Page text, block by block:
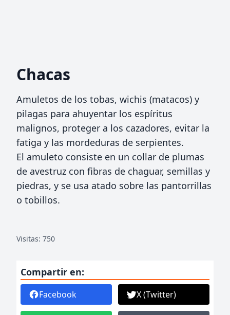
Chacas
Amuletos de los tobas, wichis (matacos) y
pilagas para ahuyentar los espíritus
malignos, proteger a los cazadores, evitar la
fatiga y las mordeduras de serpientes.
El amuleto consiste en un collar de plumas
de avestruz con fibras de chaguar, semillas y
piedras, y se usa atado sobre las pantorrillas
o tobillos.
Visitas: 750
Compartir en:
Facebook X (Twitter)